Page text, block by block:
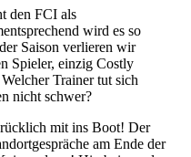
den FCI als
wird es so
Saison verlieren wir
Spieler, einzig Costly
Trainer tut sich
nicht schwer?
mit ins Boot! Der
am Ende der